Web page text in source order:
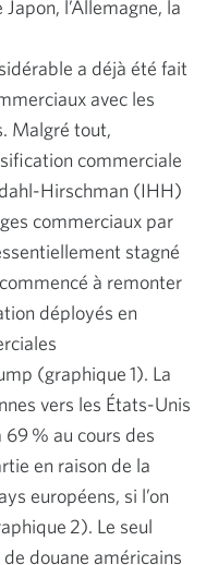
l’Allemagne, la
a déjà été fait
avec les
Malgré tout,
commerciale
Hirschman (IHH)
commerciaux par
stagné
commencé à remonter
déployés en
(graphique 1). La
vers les États-Unis
% au cours des
en raison de la
européens, si l’on
2). Le seul
douane américains